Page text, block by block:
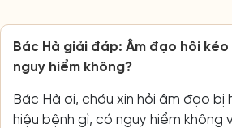
Bác Hà giải đáp: Âm đạo hôi
nguy hiểm không?
Bác Hà ơi, cháu xin hỏi âm đạo bị
hiệu bệnh gì, có nguy hiểm không